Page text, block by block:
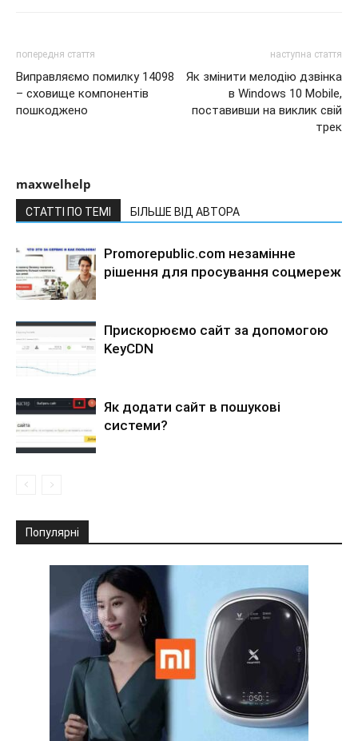
попередня стаття
Виправляємо помилку 14098
– сховище компонентів
пошкоджено
наступна стаття
Як змінити мелодію дзвінка
в Windows 10 Mobile,
поставивши на виклик свій
трек
maxwelhelp
СТАТТІ ПО ТЕМІ БІЛЬШЕ ВІД АВТОРА
Promorepublic.com незамінне
рішення для просування соцмереж
Прискорюємо сайт за допомогою
KeyCDN
Як додати сайт в пошукові
системи?
Популярні